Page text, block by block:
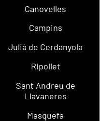
Canovelles
Campins
Julià de Cerdanyola
Ripollet
Sant Andreu de
Llavaneres
Masquefa